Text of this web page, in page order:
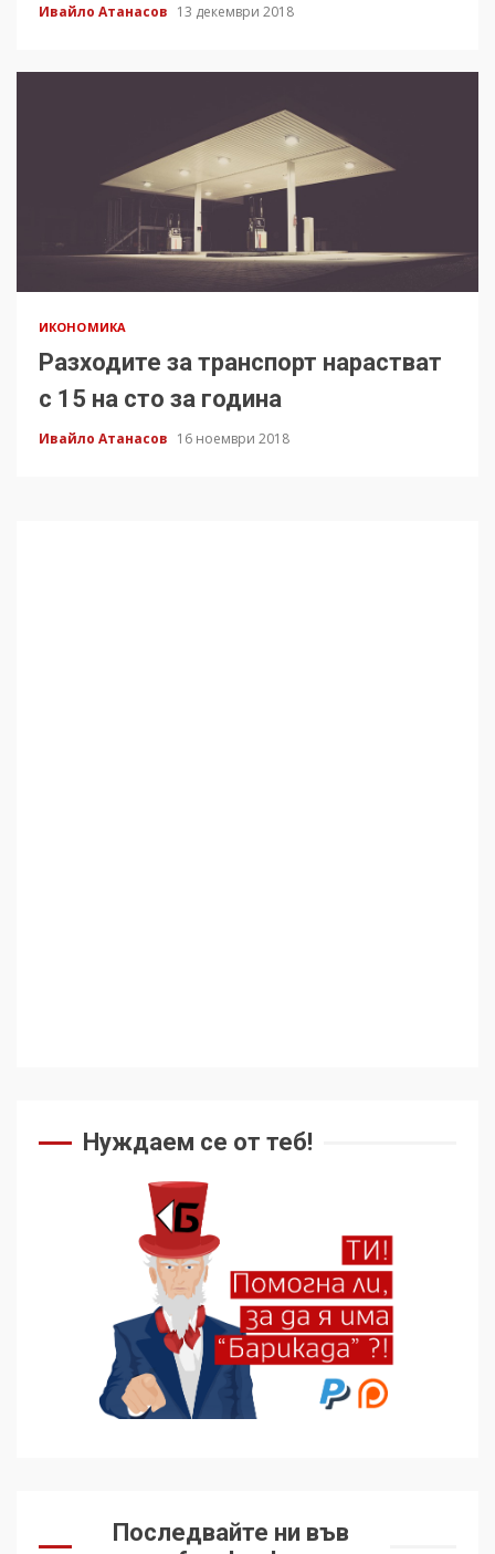
Ивайло Атанасов 13 декември 2018
ИКОНОМИКА
Разходите за транспорт нарастват
с 15 на сто за година
Ивайло Атанасов 16 ноември 2018
Нуждаем се от теб!
Последвайте ни във